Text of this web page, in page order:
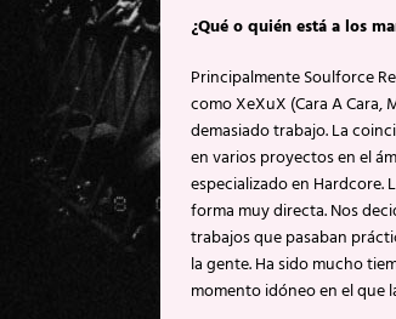
¿Qué o quién está a los
Principalmente Soulforce
como XeXuX (Cara A
demasiado trabajo. La
en varios proyectos en el
especializado en Hardcore.
forma muy directa. Nos
trabajos que pasaban
la gente. Ha sido mucho
momento idóneo en el que